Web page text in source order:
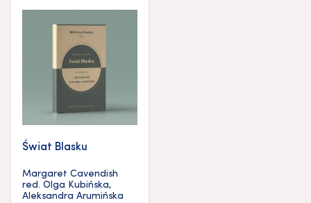
Świat Blasku
Margaret Cavendish
red. Olga Kubińska,
Aleksandra Arumińska